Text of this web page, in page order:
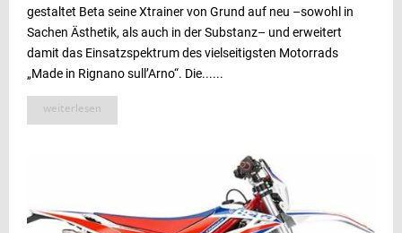
gestaltet Beta seine Xtrainer von Grund auf neu –sowohl in
Sachen Ästhetik, als auch in der Substanz– und erweitert
damit das Einsatzspektrum des vielseitigsten Motorrads
„Made in Rignano sull’Arno“. Die......
weiterlesen